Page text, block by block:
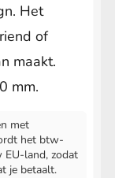
Het
of
maakt.
mm.
met
het btw-
EU-land, zodat
je betaalt.